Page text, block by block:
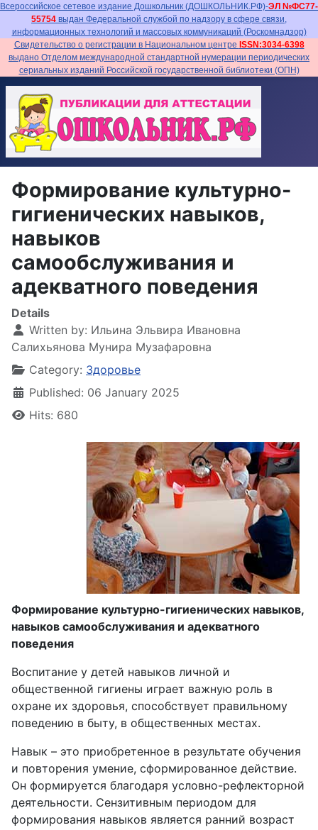
Всероссийское сетевое издание Дошкольник (ДОШКОЛЬНИК.РФ)-ЭЛ №ФС77-
55754 выдан Федеральной службой по надзору в сфере связи,
информационных технологий и массовых коммуникаций (Роскомнадзор)
Свидетельство о регистрации в Национальном центре ISSN:3034-6398
выдано Отделом международной стандартной нумерации периодических
сериальных изданий Российской государственной библиотеки (ОПН)
Формирование культурно-
гигиенических навыков,
навыков
самообслуживания и
адекватного поведения
Details
Written by: Ильина Эльвира Ивановна
Салихьянова Мунира Музафаровна
Category: Здоровье
Published: 06 January 2025
Hits: 680
Формирование культурно-гигиенических навыков,
навыков самообслуживания и адекватного
поведения
Воспитание у детей навыков личной и
общественной гигиены играет важную роль в
охране их здоровья, способствует правильному
поведению в быту, в общественных местах.
Навык – это приобретенное в результате обучения
и повторения умение, сформированное действие.
Он формируется благодаря условно-рефлекторной
деятельности. Сензитивным периодом для
формирования навыков является ранний возраст